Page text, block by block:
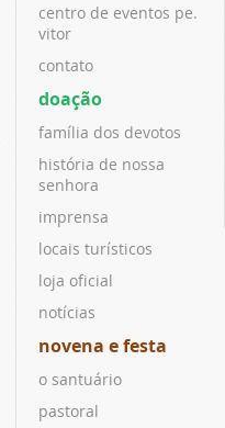
centro de eventos pe.
vitor
contato
doação
família dos devotos
história de nossa
senhora
imprensa
locais turísticos
loja oficial
notícias
novena e festa
o santuário
pastoral